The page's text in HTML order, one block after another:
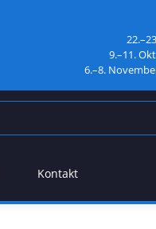
9.–11.
6.–8.
Kontakt